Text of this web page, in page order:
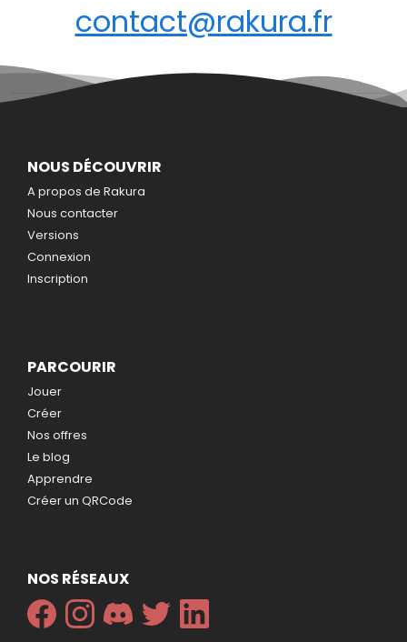
contact@rakura.fr
NOUS DÉCOUVRIR
A propos de Rakura
Nous contacter
Versions
Connexion
Inscription
PARCOURIR
Jouer
Créer
Nos offres
Le blog
Apprendre
Créer un QRCode
NOS RÉSEAUX